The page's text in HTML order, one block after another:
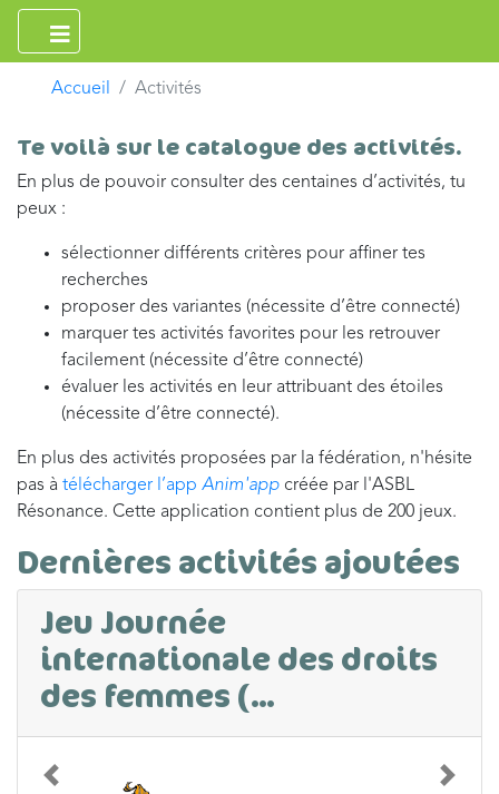
Accueil Activités
Te voilà sur le catalogue des activités.
En plus de pouvoir consulter des centaines d’activités, tu
peux :
sélectionner différents critères pour affiner tes
recherches
proposer des variantes (nécessite d’être connecté)
marquer tes activités favorites pour les retrouver
facilement (nécessite d’être connecté)
évaluer les activités en leur attribuant des étoiles
(nécessite d’être connecté).
En plus des activités proposées par la fédération, n'hésite
pas à télécharger l’app Anim'app créée par l'ASBL
Résonance. Cette application contient plus de 200 jeux.
Dernières activités ajoutées
Jeu Journée
internationale des droits
des femmes (...
Précédent